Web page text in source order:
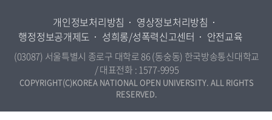
미디어영상학과
도시콘텐츠·관광학과
사회복지연계전공
자연과학대학
전북지역대학
경남지역대학
제주지역대학
개인정보처리방침
영상정보처리방침
행정정보공개제도
성희롱/성폭력신고센터 안전교육
(03087) 서울특별시 종로구 대학로 86 (동숭동) 한국방송통신대학교
/ 대표전화 : 1577-9995
COPYRIGHT(C)KOREA NATIONAL OPEN UNIVERSITY. ALL RIGHTS
RESERVED.